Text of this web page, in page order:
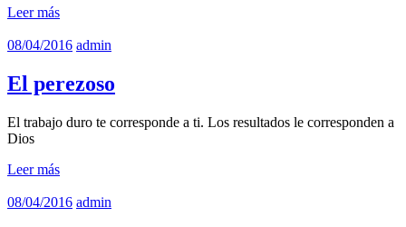
Leer más
08/04/2016 admin
El perezoso
El trabajo duro te corresponde a ti. Los resultados le corresponden a
Dios
Leer más
08/04/2016 admin